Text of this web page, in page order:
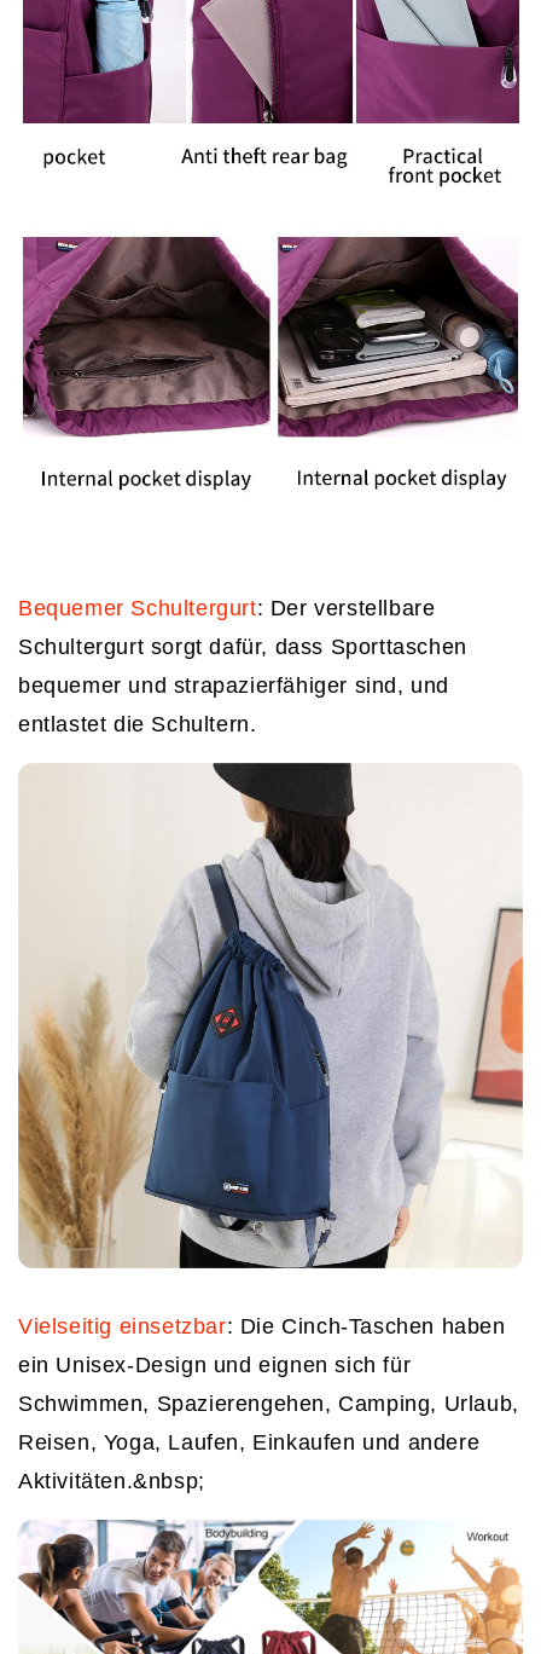
Bequemer Schultergurt: Der verstellbare
Schultergurt sorgt dafür, dass Sporttaschen
bequemer und strapazierfähiger sind, und
entlastet die Schultern.
Vielseitig einsetzbar: Die Cinch-Taschen haben
ein Unisex-Design und eignen sich für
Schwimmen, Spazierengehen, Camping, Urlaub,
Reisen, Yoga, Laufen, Einkaufen und andere
Aktivitäten.&nbsp;